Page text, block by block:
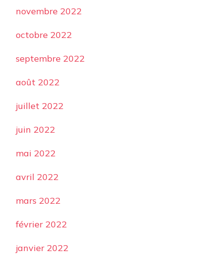
novembre 2022
octobre 2022
septembre 2022
août 2022
juillet 2022
juin 2022
mai 2022
avril 2022
mars 2022
février 2022
janvier 2022